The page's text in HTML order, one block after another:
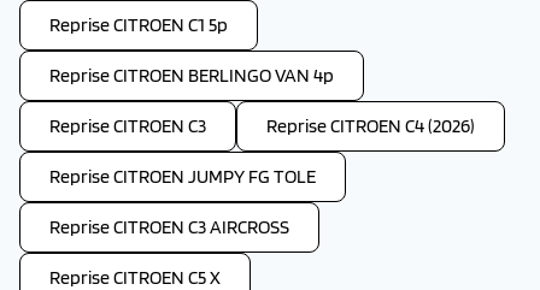
Reprise CITROEN C1 5p
Reprise CITROEN BERLINGO VAN 4p
Reprise CITROEN C3 Reprise CITROEN C4 (2026)
Reprise CITROEN JUMPY FG TOLE
Reprise CITROEN C3 AIRCROSS
Reprise CITROEN C5 X